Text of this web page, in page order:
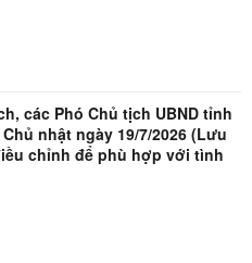
các Phó Chủ tịch UBND tỉnh
nhật ngày 19/7/2026 (Lưu
chỉnh để phù hợp với tình